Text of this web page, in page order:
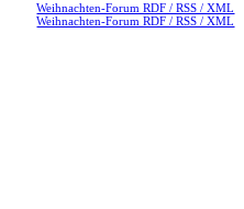
Weihnachten-Forum RDF / RSS / XML
Weihnachten-Forum RDF / RSS / XML